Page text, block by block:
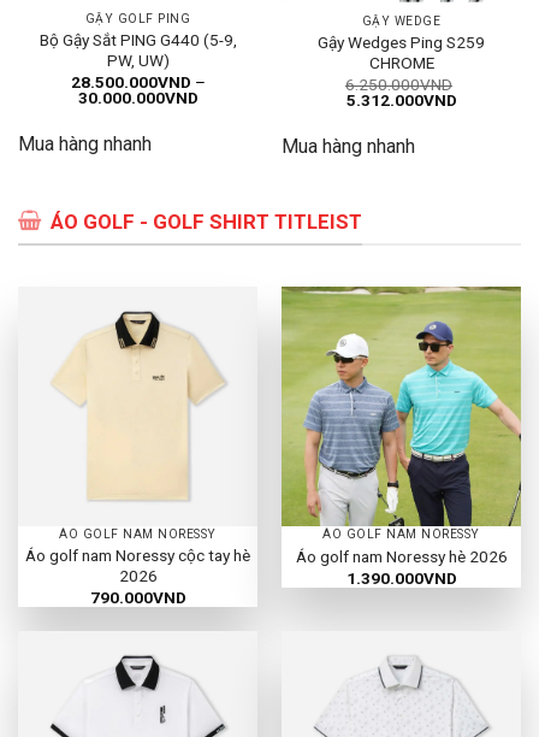
GẬY GOLF PING
Bộ Gậy Sắt PING G440 (5-9,
PW, UW)
28.500.000VND –
30.000.000VNDKhoảng
28.500.000VND
Mua hàng nhanh
GẬY WEDGE
Gậy Wedges Ping S259
CHROME
6.250.000VND
Giá
6.250.000VND.
5.312.000VNDGiá
Mua hàng nhanh
ÁO GOLF - GOLF SHIRT TITLEIST
ÁO GOLF NAM NORESSY
Áo golf nam Noressy cộc tay hè
2026
790.000VND
ÁO GOLF NAM NORESSY
Áo golf nam Noressy hè 2026
1.390.000VND